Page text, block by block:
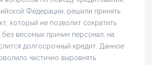
Федерации, решили принять
который не позволит сократить
без весомых причин персонал, на
долгосрочный кредит. Данное
частично выровнять